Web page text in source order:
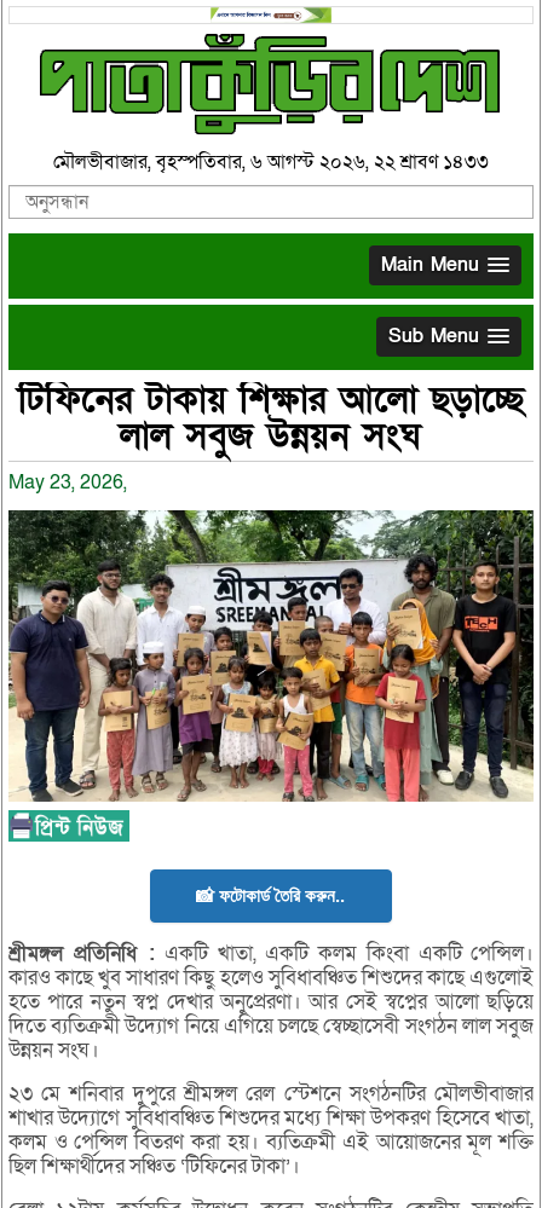
মৌলভীবাজার, বৃহস্পতিবার, ৬ আগস্ট ২০২৬, ২২ শ্রাবণ ১৪৩৩
Main Menu
Sub Menu
টিফিনের টাকায় শিক্ষার আলো ছড়াচ্ছে
লাল সবুজ উন্নয়ন সংঘ
May 23, 2026,
📸 ফটোকার্ড তৈরি করুন..
শ্রীমঙ্গলপ্রতিনিধি : একটি খাতা, একটি কলম কিংবা একটি পেন্সিল।
কারও কাছে খুব সাধারণ কিছু হলেও সুবিধাবঞ্চিত শিশুদের কাছে এগুলোই
হতে পারে নতুন স্বপ্ন দেখার অনুপ্রেরণা। আর সেই স্বপ্নের আলো ছড়িয়ে
দিতে ব্যতিক্রমী উদ্যোগ নিয়ে এগিয়ে চলছে স্বেচ্ছাসেবী সংগঠন লাল সবুজ
উন্নয়ন সংঘ।
২৩ মে শনিবার দুপুরে শ্রীমঙ্গল রেল স্টেশনে সংগঠনটির মৌলভীবাজার
শাখার উদ্যোগে সুবিধাবঞ্চিত শিশুদের মধ্যে শিক্ষা উপকরণ হিসেবে খাতা,
কলম ও পেন্সিল বিতরণ করা হয়। ব্যতিক্রমী এই আয়োজনের মূল শক্তি
ছিল শিক্ষার্থীদের সঞ্চিত ‘টিফিনের টাকা’।